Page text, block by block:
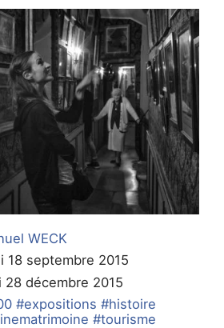
WECK
18 septembre 2015
décembre 2015
#expositions #histoire
#tourisme